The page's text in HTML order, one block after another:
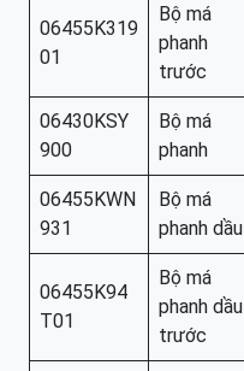
06455K319
01
Bộ má
phanh
trước
06430KSY
900
Bộ má
phanh
06455KWN
931
Bộ má
phanh dầu
06455K94
T01
Bộ má
phanh dầu
trước